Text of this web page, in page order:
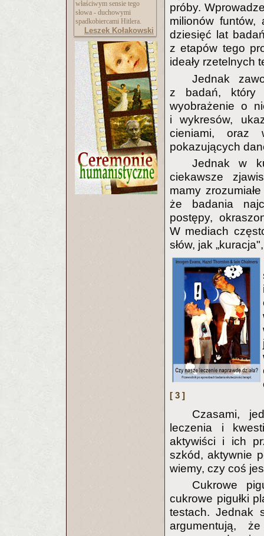
właściwym sensie tego
słowa - duchowymi
spadkobiercami Hitlera.
Leszek Kołakowski
próby.
milionów
dziesięć lat
z etapów tego
ideały rzetelnych
Jednak
z badań, który
wyobrażenie o
i wykresów,
cieniami, oraz
pokazujących
Jednak w
ciekawsze
mamy
że badania
postępy,
W mediach
słów, jak
[ 3 ]
Czasami,
leczenia i
aktywiści i ich
szkód, aktywnie
wiemy, czy coś
Cukrowe
cukrowe pigułki
testach. Jednak
argumentują,